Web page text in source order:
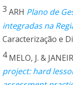
3 ARH Plano de
integradas na
Caracterização e
4MELO, J. &
project: hard